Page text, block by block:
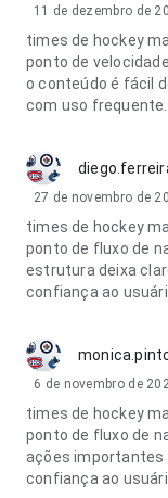
11 de dezembro de
times de hockey
ponto de
o conteúdo é fácil
com uso frequente.
27 de novembro de
times de hockey
ponto de fluxo de
estrutura deixa
confiança ao
6 de novembro de
times de hockey
ponto de fluxo de
ações importantes
confiança ao